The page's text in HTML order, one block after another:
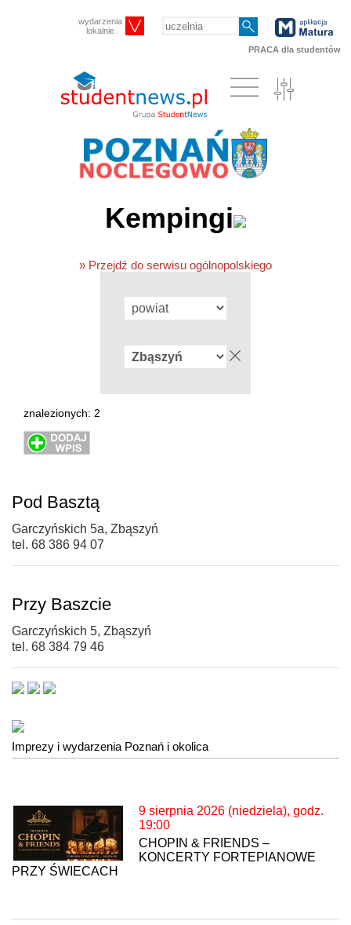
wydarzenia
lokalnie
PRACA dla studentów
Kempingi
» Przejdź do serwisu ogólnopolskiego
znalezionych: 2
Pod Basztą
Garczyńskich 5a, Zbąszyń
tel. 68 386 94 07
Przy Baszcie
Garczyńskich 5, Zbąszyń
tel. 68 384 79 46
Imprezy i wydarzenia Poznań i okolica
9 sierpnia 2026 (niedziela), godz.
19:00
CHOPIN & FRIENDS –
KONCERTY FORTEPIANOWE
PRZY ŚWIECACH